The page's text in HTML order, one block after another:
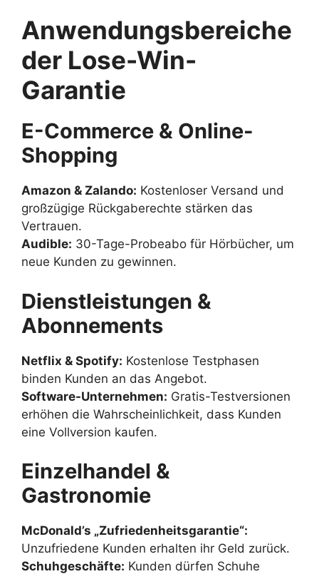
Anwendungsbereiche
der Lose-Win-
Garantie
E-Commerce & Online-
Shopping
Amazon & Zalando: Kostenloser Versand und
großzügige Rückgaberechte stärken das
Vertrauen.
Audible: 30-Tage-Probeabo für Hörbücher, um
neue Kunden zu gewinnen.
Dienstleistungen &
Abonnements
Netflix & Spotify: Kostenlose Testphasen
binden Kunden an das Angebot.
Software-Unternehmen: Gratis-Testversionen
erhöhen die Wahrscheinlichkeit, dass Kunden
eine Vollversion kaufen.
Einzelhandel &
Gastronomie
McDonald’s „Zufriedenheitsgarantie“:
Unzufriedene Kunden erhalten ihr Geld zurück.
Schuhgeschäfte: Kunden dürfen Schuhe